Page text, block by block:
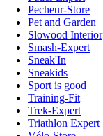
Pecheur-Store
Pet and Garden
Slowood Interior
Smash-Expert
Sneak'In
Sneakids
Sport is good
Training-Fit
Trek-Expert
Triathlon Expert